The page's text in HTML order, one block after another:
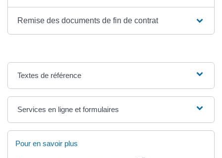
Remise des documents de fin de contrat
Textes de référence
Services en ligne et formulaires
Pour en savoir plus